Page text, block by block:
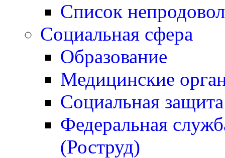
Список
Социальная сфера
Образование
Медицинские
Социальная защита
Федеральная
(Роструд)